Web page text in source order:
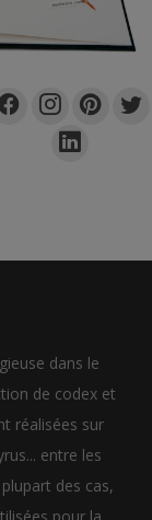
dans le
de codex et
réalisées sur
entre les
des cas,